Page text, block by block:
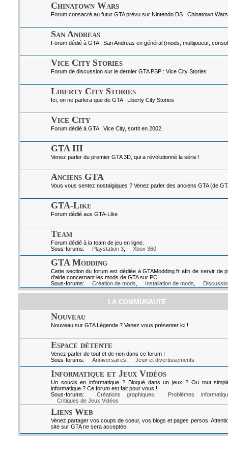
Chinatown Wars
Forum consacré au futur GTA prévu sur Nintendo DS : Chinatown Wars
San Andreas
Forum dédié à GTA : San Andreas en général (mods, multijoueur,
Vice City Stories
Forum de discussion sur le dernier GTA PSP : Vice City Stories
Liberty City Stories
Ici, on ne parlera que de GTA : Liberty City Stories
Vice City
Forum dédié à GTA : Vice City, sortit en 2002.
GTA III
Venez parler du premier GTA 3D, qui a révolutionné la série !
Anciens GTA
Vous vous sentez nostalgiques ? Venez parler des anciens GTA (de
GTA-Like
Forum dédié aux GTA-Like
Team
Forum dédié à la team de jeu en ligne.
Sous-forums:
Playstation 3, Xbox 360
GTA Modding
Cette section du forum est dédiée à GTAModding.fr afin de servir de
d'aide concernant les mods de GTA sur PC
Sous-forums:
Création de mods Installation de mods
LA COMMUNAUTÉ
Nouveau
Nouveau sur GTA Légende ? Venez vous présenter ici !
Espace détente
Venez parler de tout et de rien dans ce forum !
Sous-forums:
Anniversaires Jeux et divertissements
Informatique et Jeux Vidéos
Un soucis en informatique ? Bloqué dans un jeux ? Ou tout
informatique ? Ce forum est fait pour vous !
Sous-forums:
Créations graphiques
Problèmes
Critiques de Jeux Vidéos
Liens Web
Venez partager vos coups de coeur, vos blogs et pages persos.
site sur GTA ne sera acceptée.